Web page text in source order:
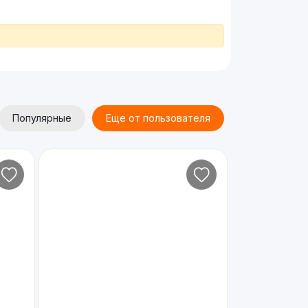
Популярные Еще от пользователя